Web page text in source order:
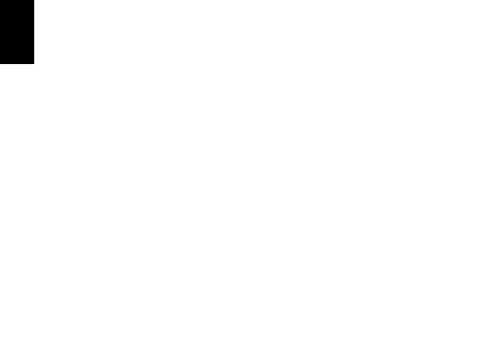
Que cherchez-vous?